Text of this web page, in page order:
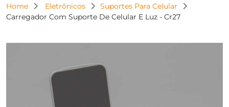
Home Eletrônicos
Suportes Para Celular
Carregador Com Suporte De Celular E Luz - Cr27